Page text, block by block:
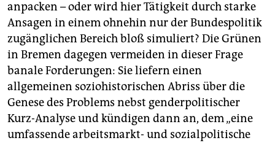
anpacken – oder wird hier Tätigkeit durch starke
Ansagen in einem ohnehin nur der Bundespolitik
zugänglichen Bereich bloß simuliert? Die Grünen
in Bremen dagegen vermeiden in dieser Frage
banale Forderungen: Sie liefern einen
allgemeinen soziohistorischen Abriss über die
Genese des Problems nebst genderpolitischer
Kurz-Analyse und kündigen dann an, dem „eine
umfassende arbeitsmarkt- und sozialpolitische